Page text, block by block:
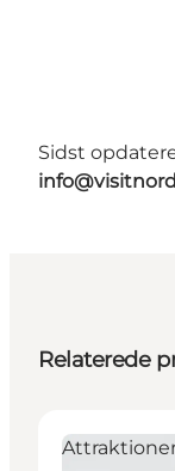
Sidst
Relaterede